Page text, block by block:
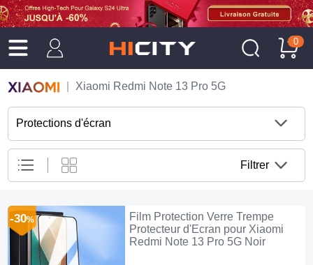
0
Xiaomi Redmi Note 13 Pro 5G
Protections d'écran
Filtrer
Film Protection Verre Trempe
Protecteur d'Ecran pour Xiaomi
Redmi Note 13 Pro 5G Noir
-30%